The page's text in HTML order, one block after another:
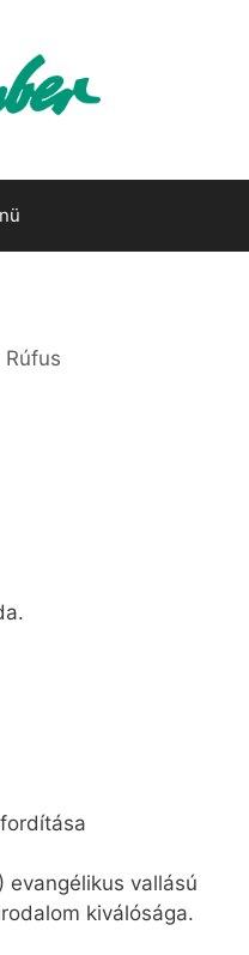
Rúfus
evangélikus vallású
kiválósága.